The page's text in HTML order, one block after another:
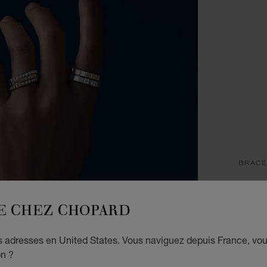
CHEZ CHOPARD
adresses en United States. Vous naviguez depuis France,
?
À